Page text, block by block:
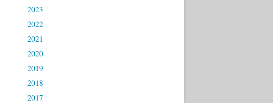
2023
2022
2021
2020
2019
2018
2017